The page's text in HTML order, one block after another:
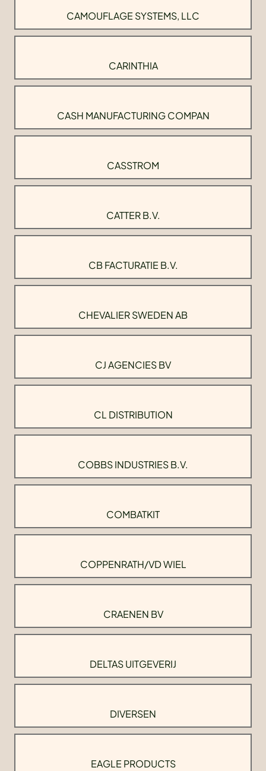
CAMOUFLAGE SYSTEMS, LLC
CARINTHIA
CASH MANUFACTURING COMPAN
CASSTROM
CATTER B.V.
CB FACTURATIE B.V.
CHEVALIER SWEDEN AB
CJ AGENCIES BV
CL DISTRIBUTION
COBBS INDUSTRIES B.V.
COMBATKIT
COPPENRATH/VD WIEL
CRAENEN BV
DELTAS UITGEVERIJ
DIVERSEN
EAGLE PRODUCTS